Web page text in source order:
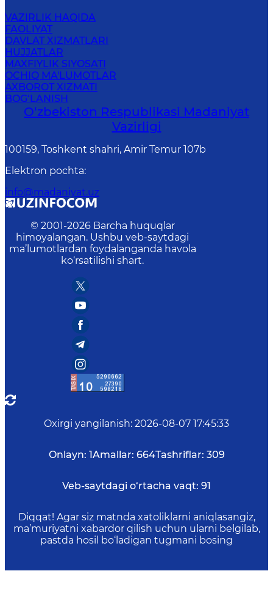
VAZIRLIK HAQIDA
FAOLIYAT
DAVLAT XIZMATLARI
HUJJATLAR
MAXFIYLIK SIYOSATI
OCHIQ MA'LUMOTLAR
AXBOROT XIZMATI
BOG‘LANISH
O‘zbekiston Respublikasi Madaniyat
Vazirligi
100159, Toshkent shahri, Amir Temur 107b
Elektron pochta:
info@madaniyat.uz
© 2001-2026 Barcha huquqlar
himoyalangan. Ushbu veb-saytdagi
ma’lumotlardan foydalanganda havola
ko‘rsatilishi shart.
Oxirgi yangilanish: 2026-08-07 17:45:33
Onlayn: 1Amallar: 664Tashriflar: 309
Veb-saytdagi o‘rtacha vaqt: 91
Diqqat! Agar siz matnda xatoliklarni aniqlasangiz,
ma’muriyatni xabardor qilish uchun ularni belgilab,
pastda hosil bo‘ladigan tugmani bosing